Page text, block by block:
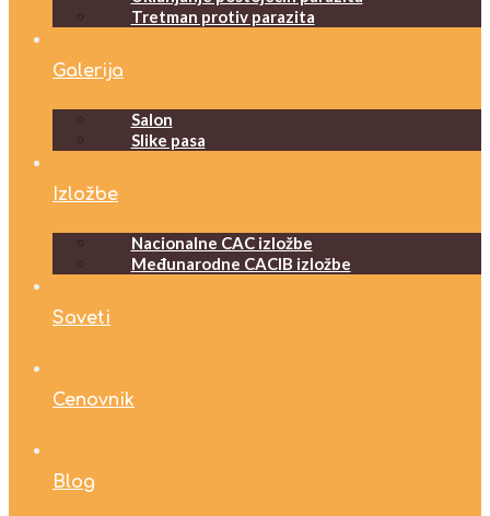
Tretman protiv parazita
Galerija
Salon
Slike pasa
Izložbe
Nacionalne CAC izložbe
Međunarodne CACIB izložbe
Saveti
Cenovnik
Blog